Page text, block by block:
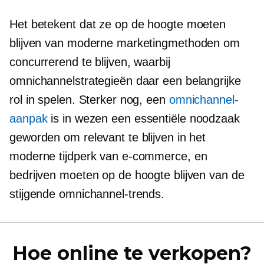
Het betekent dat ze op de hoogte moeten
blijven van moderne marketingmethoden om
concurrerend te blijven, waarbij
omnichannelstrategieën daar een belangrijke
rol in spelen. Sterker nog, een omnichannel-
aanpakis in wezen een essentiële noodzaak
geworden om relevant te blijven in het
moderne tijdperk van e-commerce, en
bedrijven moeten op de hoogte blijven van de
stijgende omnichannel-trends.
Hoe online te verkopen?